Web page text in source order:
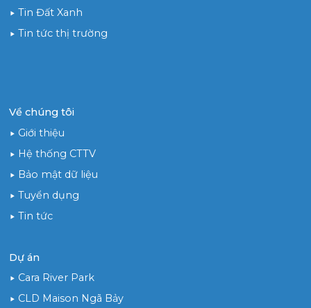
Về chúng tôi
Giới thiệu
Hệ thống CTTV
Bảo mật dữ liệu
Tuyển dụng
Tin tức
Dự án
Cara River Park
CLD Maison Ngã Bảy
Tin Đất Xanh
Tin tức thị trường